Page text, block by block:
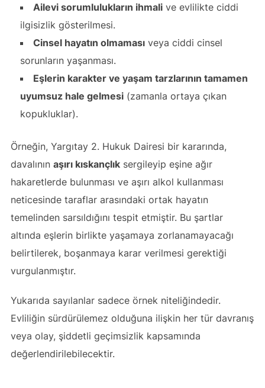
Ailevi sorumlulukların ihmalive evlilikte ciddi
ilgisizlik gösterilmesi.
Cinsel hayatın olmamasıveya ciddi cinsel
sorunların yaşanması.
Eşlerin karakter ve yaşam tarzlarının tamamen
uyumsuz hale gelmesi(zamanla ortaya çıkan
kopukluklar).
Örneğin, Yargıtay 2. Hukuk Dairesi bir kararında,
davalının aşırı kıskançlıksergileyip eşine ağır
hakaretlerde bulunması ve aşırı alkol kullanması
neticesinde taraflar arasındaki ortak hayatın
temelinden sarsıldığını tespit etmiştir. Bu şartlar
altında eşlerin birlikte yaşamaya zorlanamayacağı
belirtilerek, boşanmaya karar verilmesi gerektiği
vurgulanmıştır.
Yukarıda sayılanlar sadece örnek niteliğindedir.
Evliliğin sürdürülemez olduğuna ilişkin her tür davranış
veya olay, şiddetli geçimsizlik kapsamında
değerlendirilebilecektir.